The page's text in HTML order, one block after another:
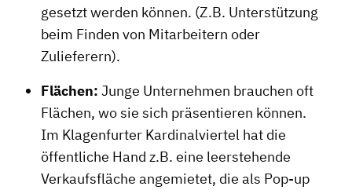
gesetzt werden können. (Z.B. Unterstützung
beim Finden von Mitarbeitern oder
Zulieferern).
Flächen: Junge Unternehmen brauchen oft
Flächen, wo sie sich präsentieren können.
Im Klagenfurter Kardinalviertel hat die
öffentliche Hand z.B. eine leerstehende
Verkaufsfläche angemietet, die als Pop-up